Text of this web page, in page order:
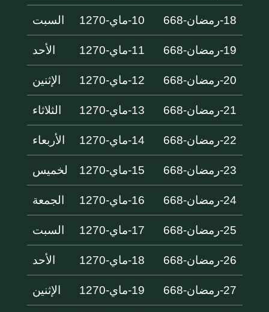
18-رمضان-668 10-ماي-1270 السبت
19-رمضان-668 11-ماي-1270 الأحد
20-رمضان-668 12-ماي-1270 الإثنين
21-رمضان-668 13-ماي-1270 الثلاثاء
22-رمضان-668 14-ماي-1270 الأربعاء
23-رمضان-668 15-ماي-1270 لخميس
24-رمضان-668 16-ماي-1270 الجمعة
25-رمضان-668 17-ماي-1270 السبت
26-رمضان-668 18-ماي-1270 الأحد
27-رمضان-668 19-ماي-1270 الإثنين